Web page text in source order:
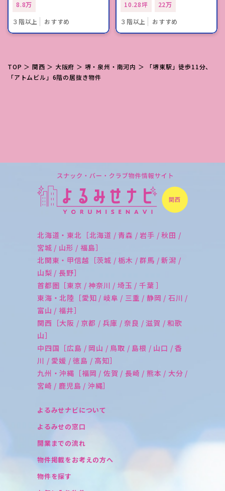
8.8万
３階以上
おすすめ
10.28坪
22万
３階以上
おすすめ
TOP ＞ 関西 ＞ 大阪府 ＞ 堺・泉州・南河内 ＞ 「堺東駅」徒歩11分、
「アトムビル」6階の居抜き物件
北海道・東北［北海道 / 青森 / 岩手 / 秋田 /
宮城 / 山形 / 福島］
北関東・甲信越［茨城 / 栃木 / 群馬 / 新潟 /
山梨 / 長野］
首都圏［東京 / 神奈川 / 埼玉 / 千葉 ］
東海・北陸［愛知 / 岐阜 / 三重 / 静岡 / 石川 /
富山 / 福井］
関西［大阪 / 京都 / 兵庫 / 奈良 / 滋賀 / 和歌
山］
中四国［広島 / 岡山 / 鳥取 / 島根 / 山口 / 香
川 / 愛媛 / 徳島 / 高知］
九州・沖縄［福岡 / 佐賀 / 長崎 / 熊本 / 大分 /
宮崎 / 鹿児島 / 沖縄］
よるみせナビについて
よるみせの窓口
開業までの流れ
物件掲載をお考えの方へ
物件を探す